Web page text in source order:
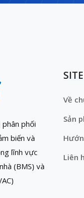
phối
biến và
lĩnh vực
(BMS) và
Về
Sản
Liên